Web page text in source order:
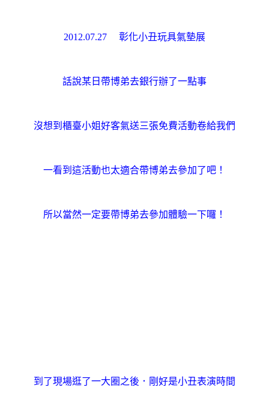
2012.07.27 彰化小丑玩具氣墊展
話說某日帶博弟去銀行辦了一點事
沒想到櫃臺小姐好客氣送三張免費活動卷給我們
一看到這活動也太適合帶博弟去參加了吧！
所以當然一定要帶博弟去參加體驗一下囉！
到了現場逛了一大圈之後．剛好是小丑表演時間